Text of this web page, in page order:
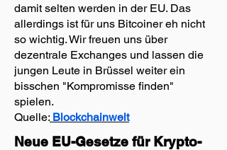
damit selten werden in der EU. Das
allerdings ist für uns Bitcoiner eh nicht
so wichtig. Wir freuen uns über
dezentrale Exchanges und lassen die
jungen Leute in Brüssel weiter ein
bisschen "Kompromisse finden"
spielen.
Quelle: Blockchainwelt
Neue EU-Gesetze für Krypto-